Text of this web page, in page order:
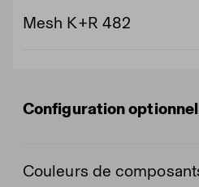
Mesh K+R 482
Configuration
Couleurs de